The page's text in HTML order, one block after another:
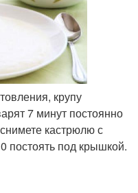
крупу
7 минут постоянно
кастрюлю с
постоять под крышкой.